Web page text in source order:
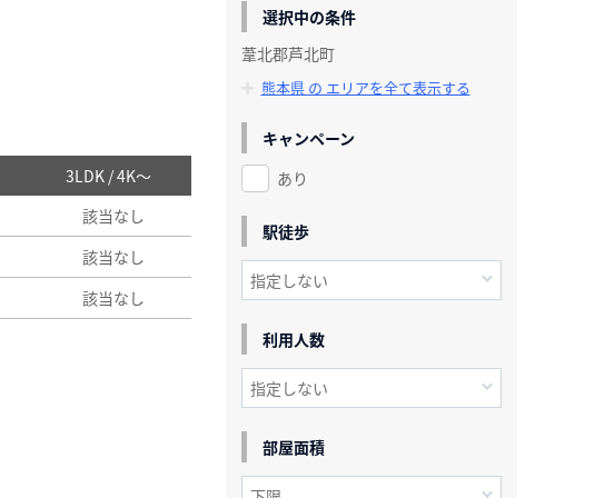
3LDK / 4K～
該当なし
該当なし
該当なし
選択中の条件
葦北郡芦北町
熊本県 の エリアを全て表示する
キャンペーン
あり
駅徒歩
利用人数
部屋面積